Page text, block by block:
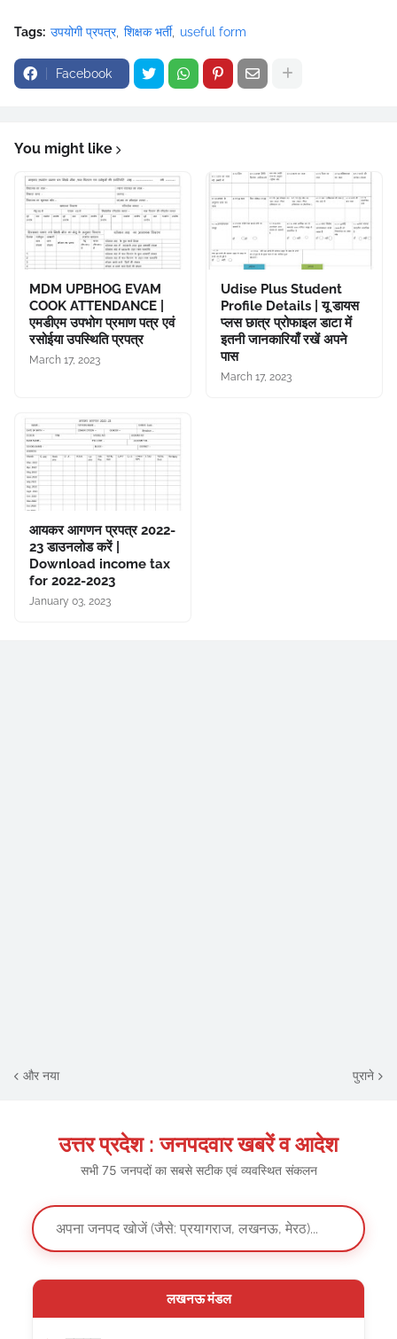
Tags: उपयोगी प्रपत्र शिक्षक भर्ती useful form
Facebook
You might like
MDM UPBHOG EVAM
COOK ATTENDANCE |
एमडीएम उपभोग प्रमाण पत्र एवं
रसोईया उपस्थिति प्रपत्र
March 17, 2023
Udise Plus Student
Profile Details | यू डायस
प्लस छात्र प्रोफाइल डाटा में
इतनी जानकारियाँ रखें अपने
पास
March 17, 2023
आयकर आगणन प्रपत्र 2022-
23 डाउनलोड करें |
Download income tax
for 2022-2023
January 03, 2023
और नया पुराने
उत्तर प्रदेश : जनपदवार खबरें व आदेश
सभी 75 जनपदों का सबसे सटीक एवं व्यवस्थित संकलन
लखनऊ मंडल